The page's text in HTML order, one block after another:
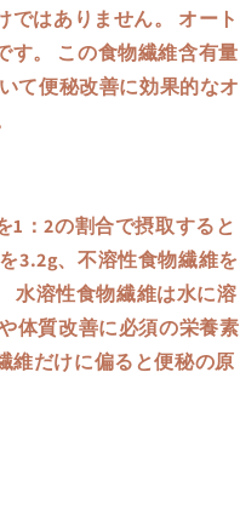
はありません。 オート
す。 この食物繊維含有量
て便秘改善に効果的なオ
1：2の割合で摂取すると
3.2g、不溶性食物繊維を
水溶性食物繊維は水に溶
体質改善に必須の栄養素
維だけに偏ると便秘の原